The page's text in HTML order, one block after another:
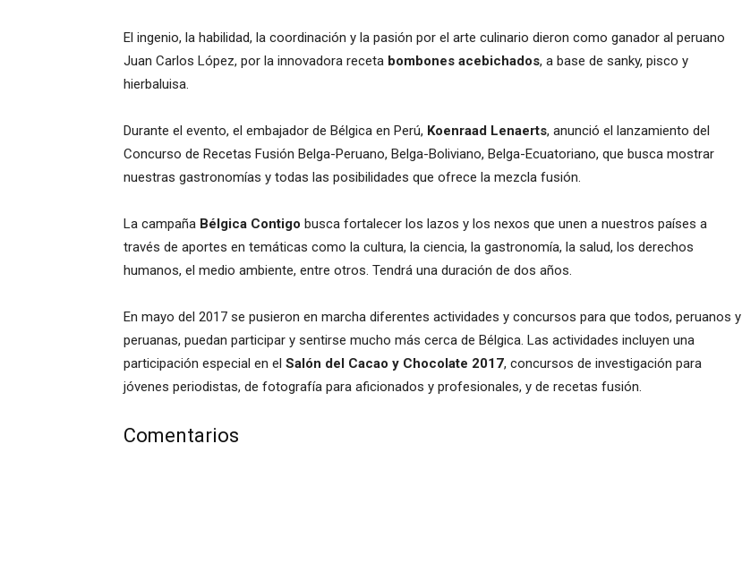
El ingenio, la habilidad, la coordinación y la pasión por el arte culinario dieron como ganador al peruano
Juan Carlos López, por la innovadora receta bombones acebichados, a base de sanky, pisco y
hierbaluisa.
Durante el evento, el embajador de Bélgica en Perú, Koenraad Lenaerts, anunció el lanzamiento del
Concurso de Recetas Fusión Belga-Peruano, Belga-Boliviano, Belga-Ecuatoriano, que busca mostrar
nuestras gastronomías y todas las posibilidades que ofrece la mezcla fusión.
La campaña Bélgica Contigo busca fortalecer los lazos y los nexos que unen a nuestros países a
través de aportes en temáticas como la cultura, la ciencia, la gastronomía, la salud, los derechos
humanos, el medio ambiente, entre otros. Tendrá una duración de dos años.
En mayo del 2017 se pusieron en marcha diferentes actividades y concursos para que todos, peruanos y
peruanas, puedan participar y sentirse mucho más cerca de Bélgica. Las actividades incluyen una
participación especial en el Salón del Cacao y Chocolate 2017, concursos de investigación para
jóvenes periodistas, de fotografía para aficionados y profesionales, y de recetas fusión.
Comentarios